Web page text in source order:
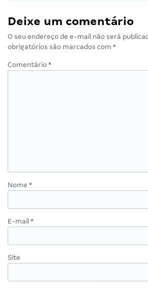
Deixe um comentário
O seu endereço de e-mail não será
obrigatórios são marcados com *
Comentário *
Nome *
E-mail *
Site